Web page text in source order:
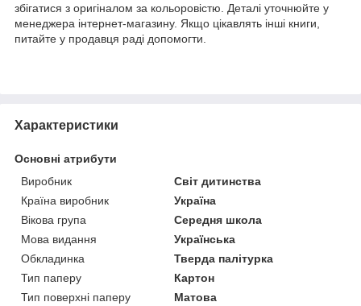
збігатися з оригіналом за кольоровістю. Деталі уточнюйте у
менеджера інтернет-магазину. Якщо цікавлять інші книги,
питайте у продавця раді допомогти.
Характеристики
Основні атрибути
Виробник
Світ дитинства
Країна виробник
Україна
Вікова група
Середня школа
Мова видання
Українська
Обкладинка
Тверда палітурка
Тип паперу
Картон
Тип поверхні паперу
Матова